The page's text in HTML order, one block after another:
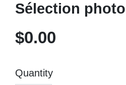
Sélection photo
$0.00
Quantity